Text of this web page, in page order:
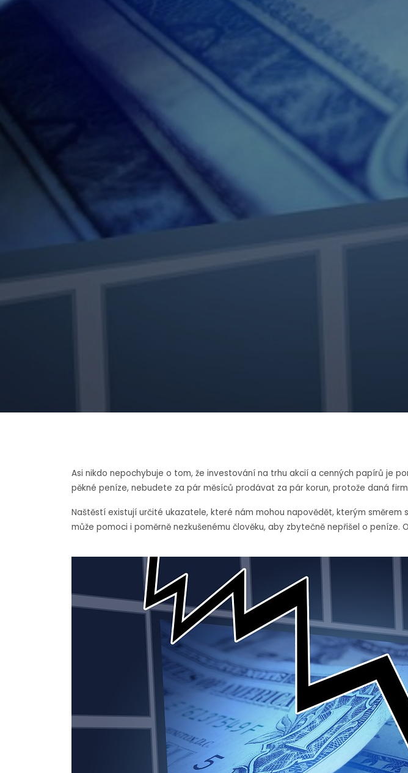
Asi nikdo nepochybuje o tom, že investování na trhu akcií a cenných papírů je
pěkné peníze, nebudete za pár měsíců prodávat za pár korun, protože daná
Naštěstí existují určité ukazatele, které nám mohou napovědět, kterým
může pomoci i poměrně nezkušenému člověku, aby zbytečně nepřišel o peníze.